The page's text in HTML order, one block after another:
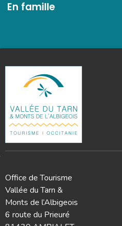
En famille
Office de Tourisme
Vallée du Tarn &
Monts de l’Albigeois
6 route du Prieuré